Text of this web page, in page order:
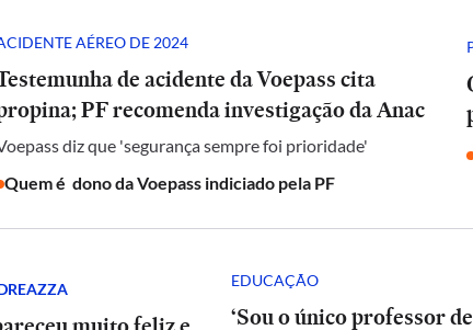
AÉREO DE 2024
de acidente da Voepass cita
PF recomenda investigação da Anac
diz que 'segurança sempre foi prioridade'
Quem é dono da Voepass indiciado pela PF
EDUCAÇÃO
‘Sou o único professor de